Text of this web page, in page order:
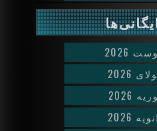
2026
2026
2026
2026